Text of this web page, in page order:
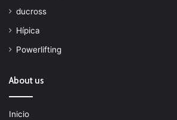
ducross
Hípica
Powerlifting
About us
Inicio